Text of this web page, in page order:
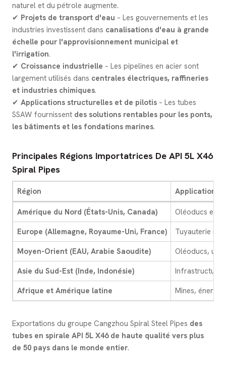
naturel et du pétrole augmente.
✔ Projets de transport d'eau – Les gouvernements et les
industries investissent dans canalisations d'eau à grande
échelle pour l'approvisionnement municipal et
l'irrigation.
✔ Croissance industrielle – Les pipelines en acier sont
largement utilisés dans centrales électriques, raffineries
et industries chimiques.
✔ Applications structurelles et de pilotis – Les tubes
SSAW fournissent des solutions rentables pour les ponts,
les bâtiments et les fondations marines.
Principales Régions Importatrices De API 5L X46
Spiral Pipes
Région Applications
Amérique du Nord (États-Unis, Canada)
Oléoducs et
Europe (Allemagne, Royaume-Uni, France)
Tuyauterie
Moyen-Orient (EAU, Arabie Saoudite)
Oléoducs,
Asie du Sud-Est (Inde, Indonésie)
Afrique et Amérique latine
Mines,
Exportations du groupe Cangzhou Spiral Steel Pipes des
tubes en spirale API 5L X46 de haute qualité vers plus
de 50 pays dans le monde entier.